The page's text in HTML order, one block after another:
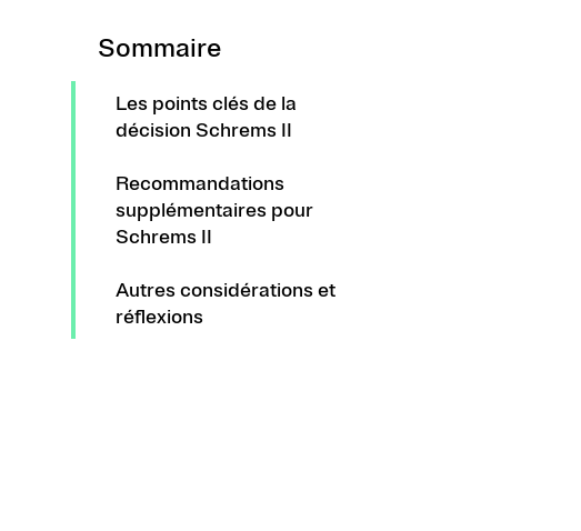
Sommaire
Les points clés de la
décision Schrems II
Recommandations
supplémentaires pour
Schrems II
Autres considérations et
réflexions